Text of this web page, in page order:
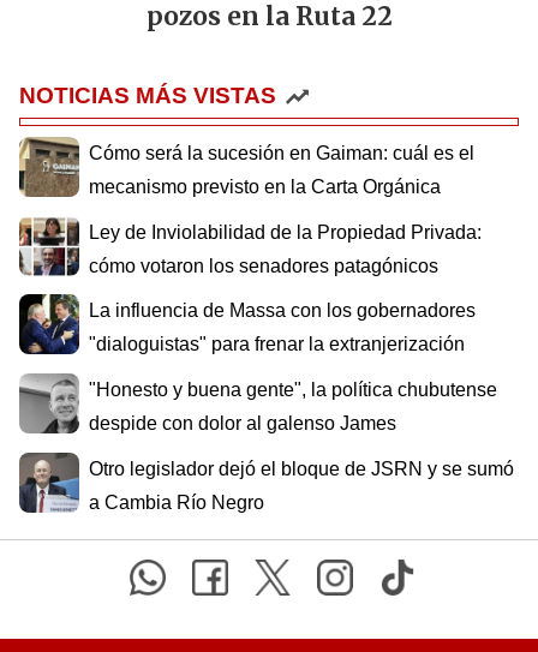
pozos en la Ruta 22
NOTICIAS MÁS VISTAS
Cómo será la sucesión en Gaiman: cuál es el
mecanismo previsto en la Carta Orgánica
Ley de Inviolabilidad de la Propiedad Privada:
cómo votaron los senadores patagónicos
La influencia de Massa con los gobernadores
"dialoguistas" para frenar la extranjerización
"Honesto y buena gente", la política chubutense
despide con dolor al galenso James
Otro legislador dejó el bloque de JSRN y se sumó
a Cambia Río Negro